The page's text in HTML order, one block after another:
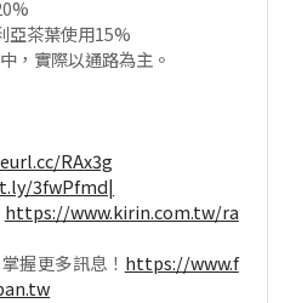
亞茶葉使用15%
，實際以通路為主。
RAx3g
3fwPfmd|
https://www.kirin.com.tw/ra
握更多訊息！ https://www.f